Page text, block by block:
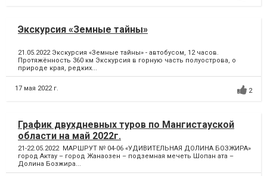
Экскурсия «Земные тайны»
21.05.2022 Экскурсия «Земные тайны» - автобусом, 12 часов.
Протяжённость 360 км Экскурсия в горную часть полуострова, о
природе края, редких...
17 мая 2022 г. 2
График двухдневных туров по Мангистауской
области на май 2022г.
21-22.05.2022 МАРШРУТ № 04-06 «УДИВИТЕЛЬНАЯ ДОЛИНА БОЗЖИРА»
город Актау – город Жанаозен – подземная мечеть Шопан ата –
Долина Бозжира...